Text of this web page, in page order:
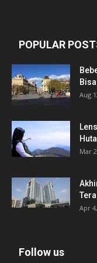
POPULAR
Aug
Mar
Apr
Follow us